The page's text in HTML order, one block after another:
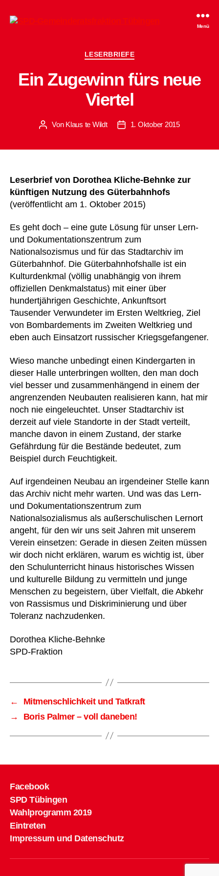
SPD-
Menü
Kategorien
LESERBRIEFE
Ein Zugewinn fürs neue
Viertel
Beitragsautor
Von Klaus te Wildt Beitragsdatum
1. Oktober 2015
Leserbrief von Dorothea Kliche-Behnke zur
künftigen Nutzung des Güterbahnhofs
(veröffentlicht am 1. Oktober 2015)
Es geht doch – eine gute Lösung für unser Lern-
und Dokumentationszentrum zum
Nationalsozismus und für das Stadtarchiv im
Güterbahnhof. Die Güterbahnhofshalle ist ein
Kulturdenkmal (völlig unabhängig von ihrem
offiziellen Denkmalstatus) mit einer über
hundertjährigen Geschichte, Ankunftsort
Tausender Verwundeter im Ersten Weltkrieg, Ziel
von Bombardements im Zweiten Weltkrieg und
eben auch Einsatzort russischer Kriegsgefangener.
Wieso manche unbedingt einen Kindergarten in
dieser Halle unterbringen wollten, den man doch
viel besser und zusammenhängend in einem der
angrenzenden Neubauten realisieren kann, hat mir
noch nie eingeleuchtet. Unser Stadtarchiv ist
derzeit auf viele Standorte in der Stadt verteilt,
manche davon in einem Zustand, der starke
Gefährdung für die Bestände bedeutet, zum
Beispiel durch Feuchtigkeit.
Auf irgendeinen Neubau an irgendeiner Stelle kann
das Archiv nicht mehr warten. Und was das Lern-
und Dokumentationszentrum zum
Nationalsozialismus als außerschulischen Lernort
angeht, für den wir uns seit Jahren mit unserem
Verein einsetzen: Gerade in diesen Zeiten müssen
wir doch nicht erklären, warum es wichtig ist, über
den Schulunterricht hinaus historisches Wissen
und kulturelle Bildung zu vermitteln und junge
Menschen zu begeistern, über Vielfalt, die Abkehr
von Rassismus und Diskriminierung und über
Toleranz nachzudenken.
Dorothea Kliche-Behnke
SPD-Fraktion
←
Mitmenschlichkeit und Tatkraft
→
Boris Palmer – voll daneben!
Facebook
SPD Tübingen
Wahlprogramm 2019
Eintreten
Impressum und Datenschutz